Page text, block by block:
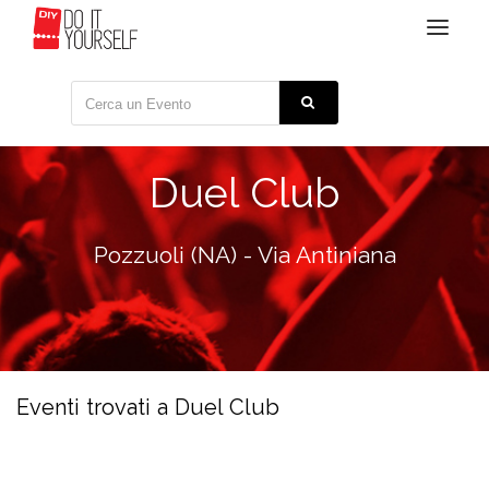
Toggle
Duel Club
Pozzuoli (NA) - Via Antiniana
Eventi trovati a Duel Club